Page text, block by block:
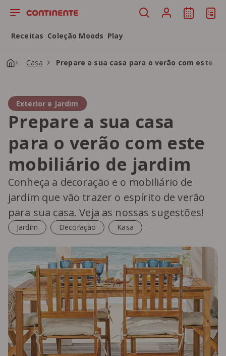
Saltar para o conteúdo principal
Receitas Coleção Moods Play
Casa Prepare a sua casa para o verão com este
Exterior e Jardim
Prepare a sua casa
para o verão com este
mobiliário de jardim
Conheça a decoração e o mobiliário de
jardim que vão trazer o espírito de verão
para sua casa. Veja as nossas sugestões!
Jardim Decoração Kasa